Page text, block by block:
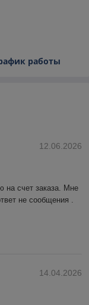
работы
12.06.2026
на счет заказа. Мне
не сообщения .
14.04.2026